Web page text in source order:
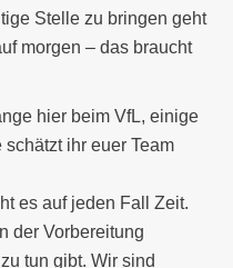
Stelle zu bringen geht
morgen – das braucht
hier beim VfL, einige
ihr euer Team
es auf jeden Fall Zeit.
der Vorbereitung
tun gibt. Wir sind